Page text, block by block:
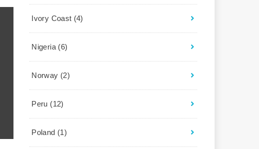
Ivory Coast (4)
Nigeria (6)
Norway (2)
Peru (12)
Poland (1)